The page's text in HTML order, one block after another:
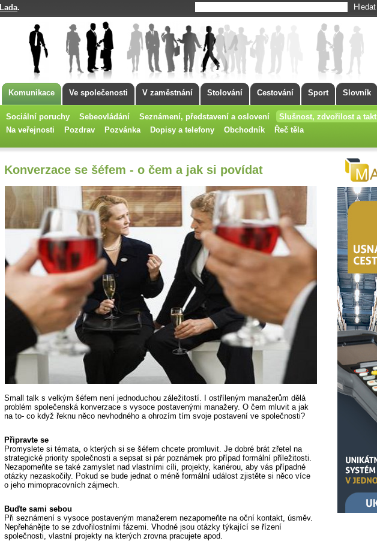
Lada.
Komunikace Ve společenosti V zaměstnání Stolování Cestování Sport Slovník
Sociální poruchy Sebeovládání Seznámení, představení a oslovení
Slušnost, zdvořilost a takt
Na veřejnosti
Pozdrav Pozvánka Dopisy a telefony Obchodník
Řeč těla
Konverzace se šéfem - o čem a jak si povídat
Small talk s velkým šéfem není jednoduchou záležitostí. I ostříleným manažerům dělá
problém společenská konverzace s vysoce postavenými manažery. O čem mluvit a jak
na to- co když řeknu něco nevhodného a ohrozím tím svoje postavení ve společnosti?
Připravte se
Promyslete si témata, o kterých si se šéfem chcete promluvit. Je dobré brát zřetel na
strategické priority společnosti a sepsat si pár poznámek pro případ formální příležitosti.
Nezapomeňte se také zamyslet nad vlastními cíli, projekty, kariérou, aby vás případné
otázky nezaskočily. Pokud se bude jednat o méně formální událost zjistěte si něco více
o jeho mimopracovních zájmech.
Buďte sami sebou
Při seznámení s vysoce postaveným manažerem nezapomeňte na oční kontakt, úsměv.
Nepřehánějte to se zdvořilostními fázemi. Vhodné jsou otázky týkající se řízení
společnosti, vlastní projekty na kterých zrovna pracujete apod.